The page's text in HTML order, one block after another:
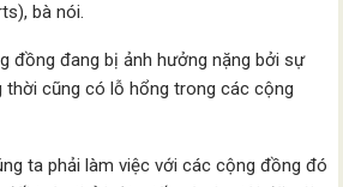
bà nói.
đồng đang bị ảnh hưởng nặng bởi sự
thời cũng có lỗ hổng trong các cộng
ta phải làm việc với các cộng đồng đó